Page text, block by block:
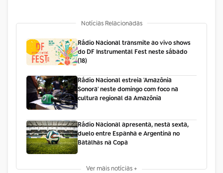
Notícias Relacionadas
Rádio Nacional transmite ao vivo shows
do DF Instrumental Fest neste sábado
(18)
Rádio Nacional estreia 'Amazônia
Sonora' neste domingo com foco na
cultura regional da Amazônia
Rádio Nacional apresenta, nesta sexta,
duelo entre Espanha e Argentina no
Batalhas na Copa
Ver mais notícias +